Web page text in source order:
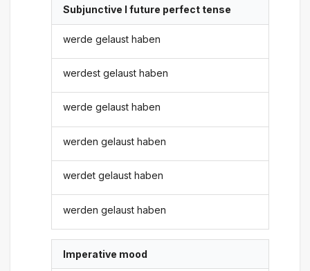
Subjunctive I future perfect tense
werde gelaust haben
werdest gelaust haben
werde gelaust haben
werden gelaust haben
werdet gelaust haben
werden gelaust haben
Imperative mood